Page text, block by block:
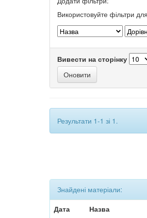
Використовуйте фільтри
Вивести на сторінку
Результати 1-1 зі 1.
Знайдені матеріали:
Дата
Назва